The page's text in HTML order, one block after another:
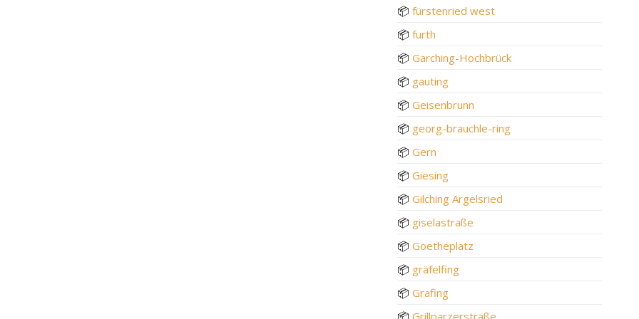
📦 fürstenried west
📦 furth
📦 Garching-Hochbrück
📦 gauting
📦 Geisenbrunn
📦 georg-brauchle-ring
📦 Gern
📦 Giesing
📦 Gilching Argelsried
📦 giselastraße
📦 Goetheplatz
📦 gräfelfing
📦 Grafing
📦 Grillparzerstraße